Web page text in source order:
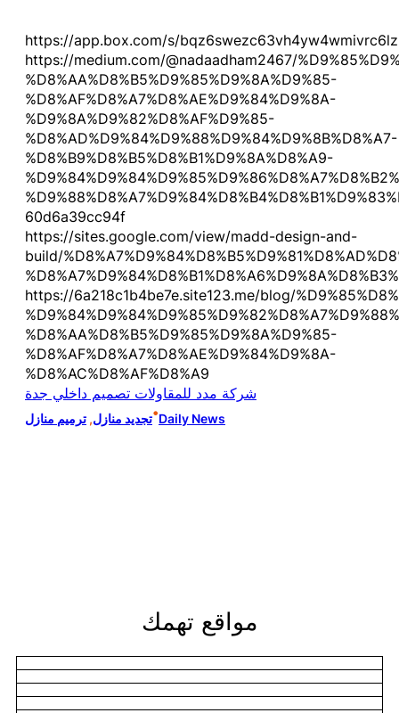
https://app.box.com/s/
https://medium.com/@nadaadham2467/
%D8%AA%D8%B5%D9%85%D9%8A%D9%85-
%D8%AF%D8%A7%D8%AE%D9%84%D9%8A-
%D9%8A%D9%82%D8%AF%D9%85-
%D8%AD%D9%84%D9%88%D9%84%D9%8B%D8%A7-
%D8%B9%D8%B5%D8%B1%D9%8A%D8%A9-
60d6a39cc94f
https://sites.google.com/view/madd-design-and-
build/
https://6a218c1b4be7e.site123.me/blog/
%D8%AA%D8%B5%D9%85%D9%8A%D9%85-
%D8%AF%D8%A7%D8%AE%D9%84%D9%8A-
%D8%AC%D8%AF%D8%A9
شركة مدد للمقاولات تصميم داخلي جدة
تجديد منازل, ترميم منازل •Daily News
مواقع تهمك